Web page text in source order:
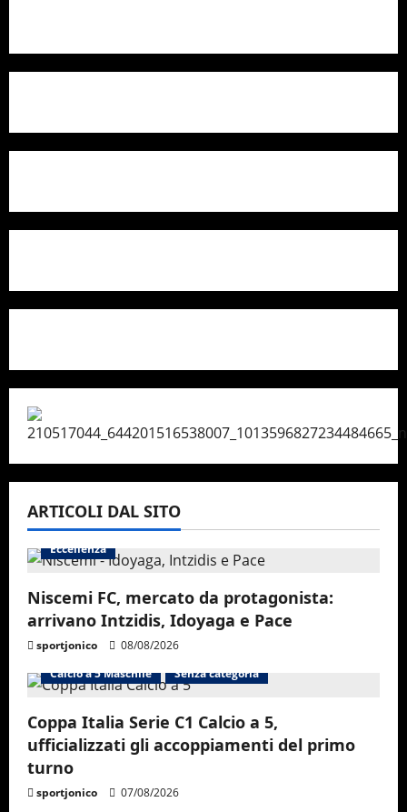
ARTICOLI DAL SITO
Eccellenza
Niscemi FC, mercato da protagonista:
arrivano Intzidis, Idoyaga e Pace
sportjonico
08/08/2026
Calcio a 5 Maschile
Senza categoria
Coppa Italia Serie C1 Calcio a 5,
ufficializzati gli accoppiamenti del primo
turno
sportjonico
07/08/2026